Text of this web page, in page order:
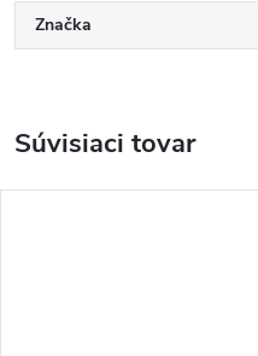
Značka
Súvisiaci tovar